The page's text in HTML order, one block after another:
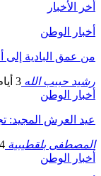
أخر الأخبار
أخبار الوطن
من عمق البادية إلى
رشيد حبيب الله 3 أيام منذ
أخبار الوطن
عيد العرش المجيد:
المصطفى بلقطيبية 4 أيام منذ
أخبار الوطن